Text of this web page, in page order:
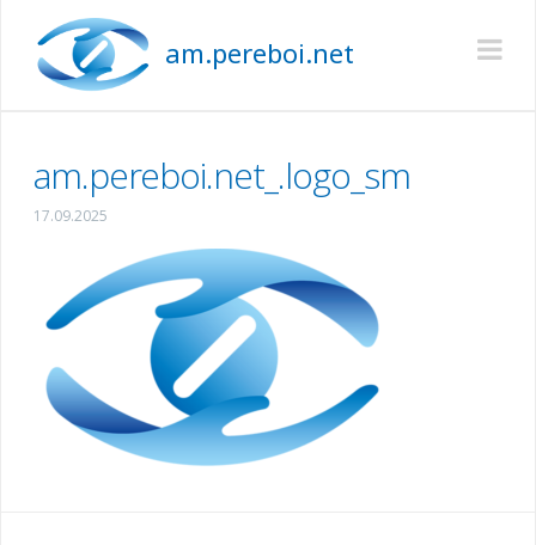
am.pereboi.net
am.pereboi.net_.logo_sm
17.09.2025